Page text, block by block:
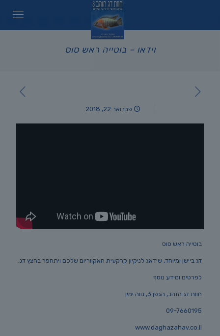
וידאו – בוטייה ראש סוס
פברואר 22, 2018
בוטייה ראש סוס
דג ביישן ומיוחד, שידאג לניקיון קרקעית האקווריום שלכם ויתחפר בחצץ דג.
לפרטים ומידע נוסף
חוות דג הזהב, הגפן 3, נווה ימין
09-7660195
www.daghazahav.co.il